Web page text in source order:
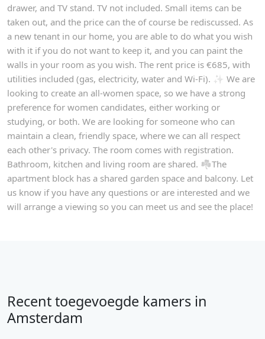
drawer, and TV stand. TV not included. Small items can be
taken out, and the price can the of course be rediscussed. As
a new tenant in our home, you are able to do what you wish
with it if you do not want to keep it, and you can paint the
walls in your room as you wish. The rent price is €685, with
utilities included (gas, electricity, water and Wi-Fi). ✨ We are
looking to create an all-women space, so we have a strong
preference for women candidates, either working or
studying, or both. We are looking for someone who can
maintain a clean, friendly space, where we can all respect
each other's privacy. The room comes with registration.
Bathroom, kitchen and living room are shared. ☘️The
apartment block has a shared garden space and balcony. Let
us know if you have any questions or are interested and we
will arrange a viewing so you can meet us and see the place!
Recent toegevoegde kamers in
Amsterdam